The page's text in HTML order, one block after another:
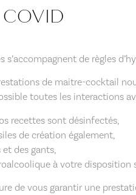
s’accompagnent de règles
de maitre-cocktail
toutes les interactions
recettes sont désinfectés,
de création également,
des gants,
à votre disposition
de vous garantir une